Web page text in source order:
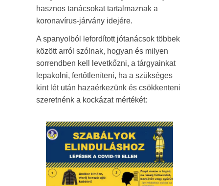
hasznos tanácsokat tartalmaznak a
koronavírus-járvány idejére.
A spanyolból lefordított jótanácsok többek
között arról szólnak, hogyan és milyen
sorrendben kell levetkőzni, a tárgyainkat
lepakolni, fertőtleníteni, ha a szükséges
kint lét után hazaérkezünk és csökkenteni
szeretnénk a kockázat mértékét: